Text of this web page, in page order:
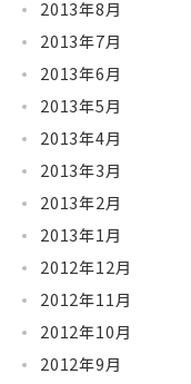
2013年8月
2013年7月
2013年6月
2013年5月
2013年4月
2013年3月
2013年2月
2013年1月
2012年12月
2012年11月
2012年10月
2012年9月